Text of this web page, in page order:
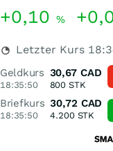
+0,10 %
Letzter Kurs
Geldkurs
18:35:50
30,67 CAD
800 STK
Briefkurs
18:35:50
30,72 CAD
4.200STK